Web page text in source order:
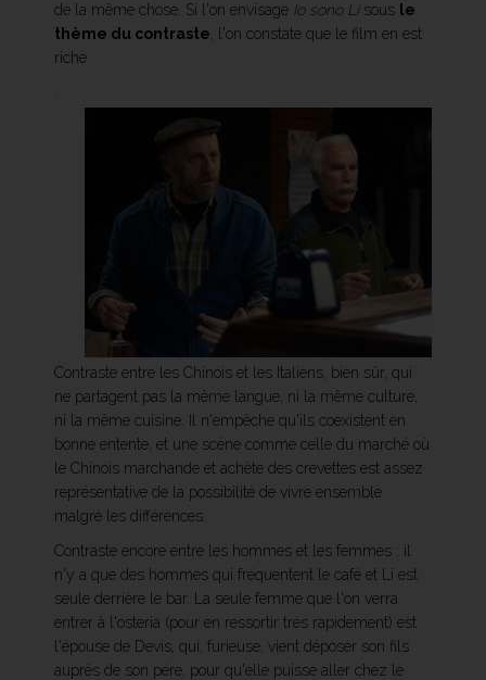
de la même chose. Si l'on envisage Io sono Lisous le
thème du contraste , l'on constate que le film en est
riche
Contraste entre les Chinois et les Italiens, bien sûr, qui
ne partagent pas la même langue, ni la même culture,
ni la même cuisine. Il n'empêche qu'ils coexistent en
bonne entente, et une scène comme celle du marché où
le Chinois marchande et achète des crevettes est assez
représentative de la possibilité de vivre ensemble
malgré les différences.
Contraste encore entre les hommes et les femmes : il
n'y a que des hommes qui fréquentent le café et Li est
seule derrière le bar. La seule femme que l'on verra
entrer à l'osteria (pour en ressortir très rapidement) est
l'épouse de Devis, qui, furieuse, vient déposer son fils
auprès de son père, pour qu'elle puisse aller chez le